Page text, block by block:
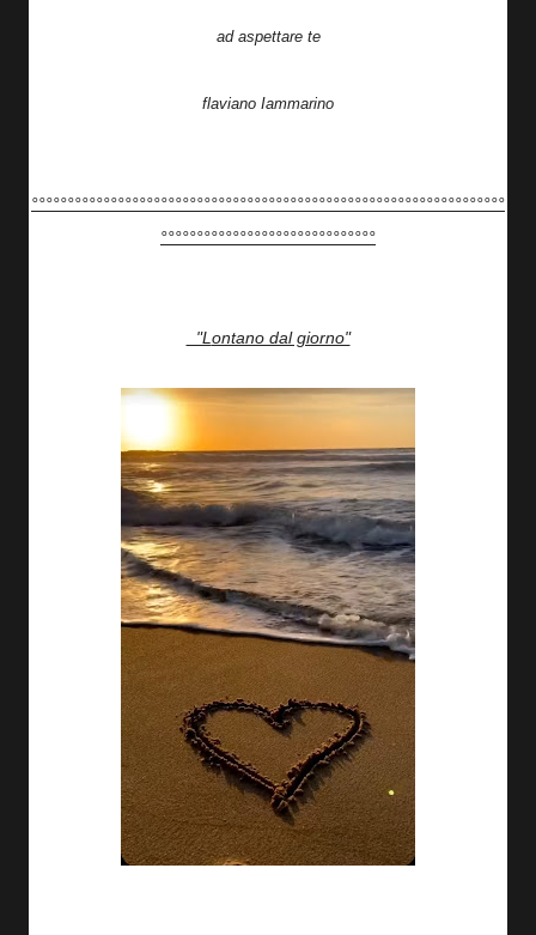
ad aspettare te
flaviano Iammarino
°°°°°°°°°°°°°°°°°°°°°°°°°°°°°°°°°°°°°°°°°°°°°°°°°°°°°°°°°°°°°°°°°°
°°°°°°°°°°°°°°°°°°°°°°°°°°°°°°
"Lontano dal giorno"